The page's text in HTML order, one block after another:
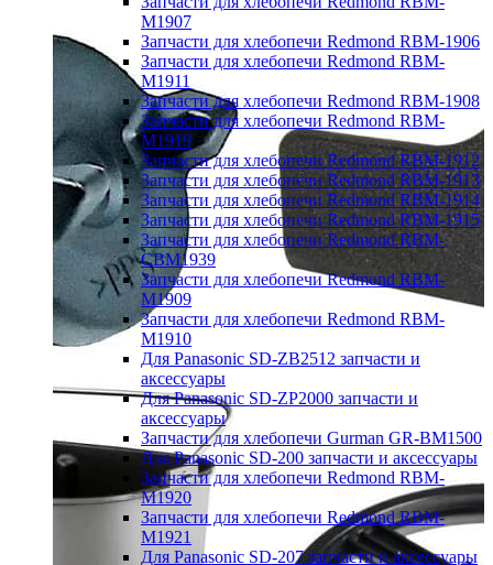
M1907
Запчасти для хлебопечи Redmond RBM-1906
Запчасти для хлебопечи Redmond RBM-
M1911
Запчасти для хлебопечи Redmond RBM-1908
Запчасти для хлебопечи Redmond RBM-
M1919
Запчасти для хлебопечи Redmond RBM-1912
Запчасти для хлебопечи Redmond RBM-1913
Запчасти для хлебопечи Redmond RBM-1914
Запчасти для хлебопечи Redmond RBM-1915
Запчасти для хлебопечи Redmond RBM-
CBM1939
Запчасти для хлебопечи Redmond RBM-
M1909
Запчасти для хлебопечи Redmond RBM-
M1910
Для Panasonic SD-ZB2512 запчасти и
аксессуары
Для Panasonic SD-ZP2000 запчасти и
аксессуары
Запчасти для хлебопечи Gurman GR-BM1500
Для Panasonic SD-200 запчасти и аксессуары
Запчасти для хлебопечи Redmond RBM-
M1920
Запчасти для хлебопечи Redmond RBM-
M1921
Для Panasonic SD-207 запчасти и аксессуары